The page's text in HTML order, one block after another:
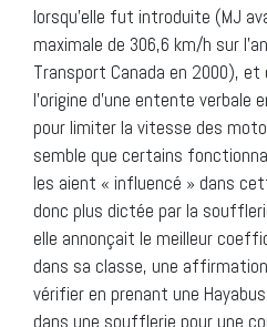
lorsqu’elle fut introduite (MJ
maximale de 306,6 km/h sur
Transport Canada en 2000),
l’origine d’une entente
pour limiter la vitesse des
semble que certains
les aient « influencé » dans
donc plus dictée par la
elle annonçait le meilleur
dans sa classe, une
vérifier en prenant une
dans une soufflerie pour une